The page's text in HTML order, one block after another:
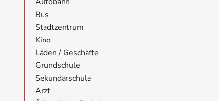
Bus
Stadtzentrum
Kino
Läden / Geschäfte
Grundschule
Sekundarschule
Arzt